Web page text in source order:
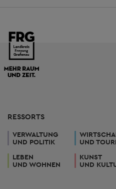
RESSORTS
VERWALTUNG
UND POLITIK
UND
LEBEN
UND WOHNEN
KUNST
UND